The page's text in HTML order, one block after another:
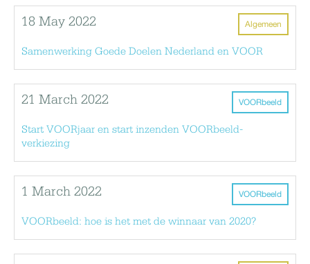
Algemeen
18 May 2022
Samenwerking Goede Doelen Nederland en VOOR
VOORbeeld
21 March 2022
Start VOORjaar en start inzenden VOORbeeld-
verkiezing
VOORbeeld
1 March 2022
VOORbeeld: hoe is het met de winnaar van 2020?